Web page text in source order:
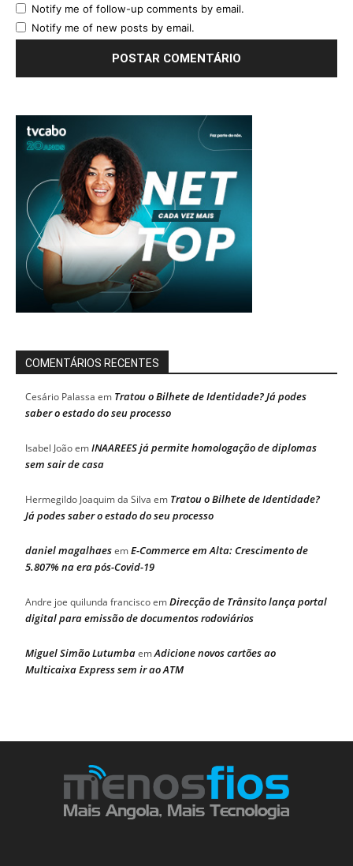
Notify me of follow-up comments by email.
Notify me of new posts by email.
COMENTÁRIOS RECENTES
Cesário Palassa em Tratou o Bilhete de Identidade? Já podes
saber o estado do seu processo
Isabel JoãoemINAAREES já permite homologação de diplomas
sem sair de casa
Hermegildo Joaquim da Silva em Tratou o Bilhete de Identidade?
Já podes saber o estado do seu processo
daniel magalhaesemE-Commerce em Alta: Crescimento de
5.807% na era pós-Covid-19
Andre joe quilunda franciscoemDirecção de Trânsito lança portal
digital para emissão de documentos rodoviários
Miguel Simão LutumbaemAdicione novos cartões ao
Multicaixa Express sem ir ao ATM